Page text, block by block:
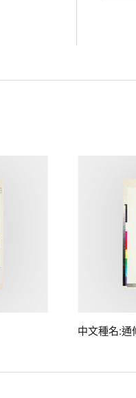
中文種名:通